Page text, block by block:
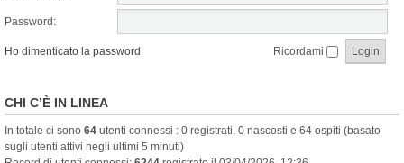
Password:
Ho dimenticato la password Ricordami
CHI C’È IN LINEA
In totale ci sono 64 utenti connessi : 0 registrati, 0 nascosti e 64 ospiti (basato
sugli utenti attivi negli ultimi 5 minuti)